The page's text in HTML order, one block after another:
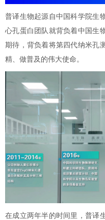
普译生物起源自中国科学院生
心孔蛋白团队就背负着中国生
期待，背负着将第四代纳米孔
精、做普及的伟大使命。
在成立两年半的时间里，普译